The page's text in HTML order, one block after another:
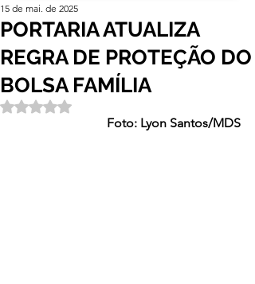
PORTARIA ATUALIZA
REGRA DE PROTEÇÃO DO
BOLSA FAMÍLIA
15 de mai. de 2025
Avaliado com NaN de 5 estrelas.
Foto: Lyon Santos/MDS